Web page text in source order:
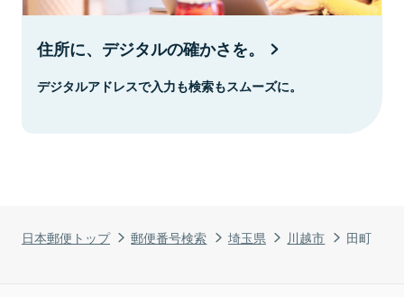
日本郵便トップ 郵便番号検索 埼玉県 川越市 田町
住所に、デジタルの確かさを。
デジタルアドレスで入力も検索もスムーズに。